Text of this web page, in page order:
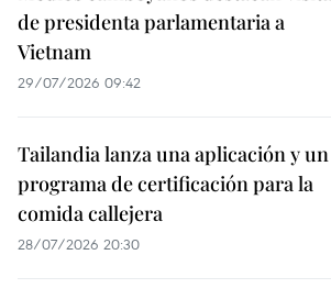
de presidenta parlamentaria a
Vietnam
29/07/2026 09:42
Tailandia lanza una aplicación y un
programa de certificación para la
comida callejera
28/07/2026 20:30